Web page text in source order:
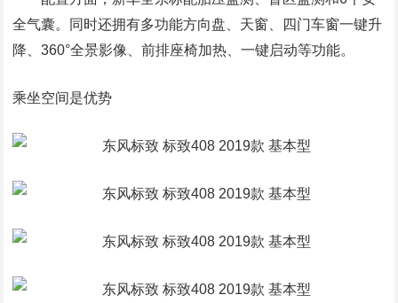
全气囊。同时还拥有多功能方向盘、天窗、四门车窗一键升
降、360°全景影像、前排座椅加热、一键启动等功能。
乘坐空间是优势